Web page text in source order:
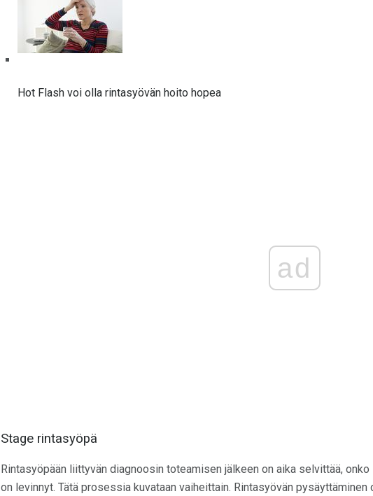
Hot Flash voi olla rintasyövän hoito hopea
ad
Stage rintasyöpä
Rintasyöpään liittyvän diagnoosin toteamisen jälkeen on aika selvittää,
on levinnyt. Tätä prosessia kuvataan vaiheittain. Rintasyövän